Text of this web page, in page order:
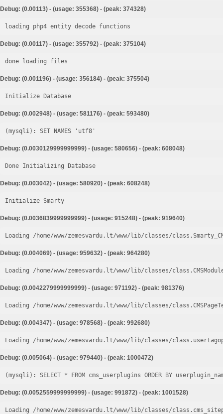
Debug: (0.00113) - (usage: 355368) - (peak: 374328)
loading php4 entity decode functions
Debug: (0.00117) - (usage: 355792) - (peak: 375104)
done loading files
Debug: (0.001196) - (usage: 356184) - (peak: 375504)
Initialize Database
Debug: (0.002948) - (usage: 581176) - (peak: 593480)
Debug: (0.0030129999999999) - (usage: 580656) - (peak: 608048)
Done Initializing Database
Debug: (0.003042) - (usage: 580920) - (peak: 608248)
Initialize Smarty
Debug: (0.0036839999999999) - (usage: 915248) - (peak: 919640)
Loading /home/www/zemesvardu.lt/www/lib/classes/
Debug: (0.004069) - (usage: 959632) - (peak: 964280)
Loading /home/www/zemesvardu.lt/www/lib/classes/
Debug: (0.0042279999999999) - (usage: 971192) - (peak: 981376)
Loading /home/www/zemesvardu.lt/www/lib/classes/
Debug: (0.004347) - (usage: 978568) - (peak: 992680)
Loading /home/www/zemesvardu.lt/www/lib/classes/
Debug: (0.005064) - (usage: 979440) - (peak: 1000472)
Debug: (0.0052559999999999) - (usage: 991872) - (peak: 1001528)
Loading /home/www/zemesvardu.lt/www/lib/classes/